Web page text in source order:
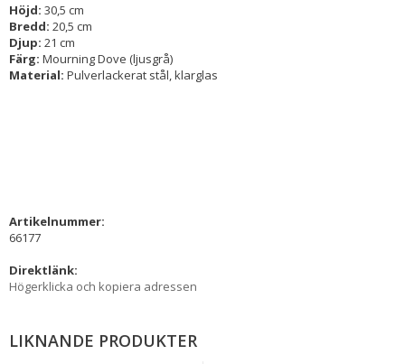
Höjd: 30,5 cm
Bredd: 20,5 cm
Djup: 21 cm
Färg: Mourning Dove (ljusgrå)
Material: Pulverlackerat stål, klarglas
Artikelnummer:
66177
Direktlänk:
Högerklicka och kopiera adressen
LIKNANDE PRODUKTER